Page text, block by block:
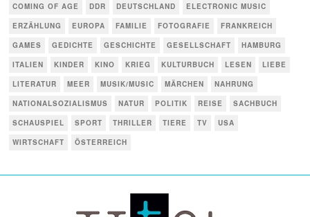
COMING OF AGE
DDR DEUTSCHLAND
ELECTRONIC MUSIC
ERZÄHLUNG
EUROPA FAMILIE FOTOGRAFIE
FRANKREICH
GAMES
GEDICHTE GESCHICHTE GESELLSCHAFT
HAMBURG
ITALIEN
KINDER KINO KRIEG KULTURBUCH LESEN
LIEBE
LITERATUR
MEER MUSIK/MUSIC MÄRCHEN
NAHRUNG
NATIONALSOZIALISMUS
NATUR POLITIK REISE
SACHBUCH
SCHAUSPIEL
SPORT THRILLER TIERE TV
USA
WIRTSCHAFT
ÖSTERREICH